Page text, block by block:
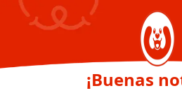
¡Buenas